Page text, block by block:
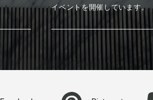
イベントを開催しています。